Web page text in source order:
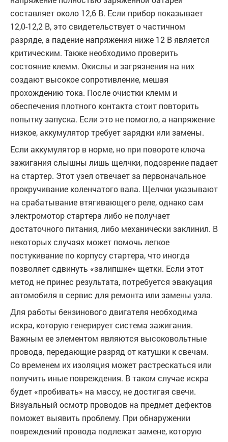
составляет около 12,6 В. Если прибор показывает
12,0-12,2 В, это свидетельствует о частичном
разряде, а падение напряжения ниже 12 В является
критическим. Также необходимо проверить
состояние клемм. Окислы и загрязнения на них
создают высокое сопротивление, мешая
прохождению тока. После очистки клемм и
обеспечения плотного контакта стоит повторить
попытку запуска. Если это не помогло, а напряжение
низкое, аккумулятор требует зарядки или замены.
Если аккумулятор в норме, но при повороте ключа
зажигания слышны лишь щелчки, подозрение падает
на стартер. Этот узел отвечает за первоначальное
прокручивание коленчатого вала. Щелчки указывают
на срабатывание втягивающего реле, однако сам
электромотор стартера либо не получает
достаточного питания, либо механически заклинил. В
некоторых случаях может помочь легкое
постукивание по корпусу стартера, что иногда
позволяет сдвинуть «залипшие» щетки. Если этот
метод не принес результата, потребуется эвакуация
автомобиля в сервис для ремонта или замены узла.
Для работы бензинового двигателя необходима
искра, которую генерирует система зажигания.
Важным ее элементом являются высоковольтные
провода, передающие разряд от катушки к свечам.
Со временем их изоляция может растрескаться или
получить иные повреждения. В таком случае искра
будет «пробивать» на массу, не достигая свечи.
Визуальный осмотр проводов на предмет дефектов
поможет выявить проблему. При обнаружении
повреждений провода подлежат замене, которую